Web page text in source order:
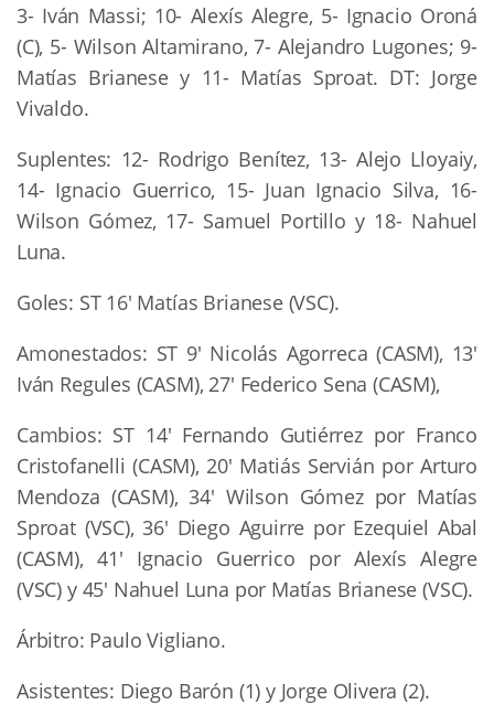
3- Iván Massi; 10- Alexís Alegre, 5- Ignacio Oroná
(C), 5- Wilson Altamirano, 7- Alejandro Lugones; 9-
Matías Brianese y 11- Matías Sproat. DT: Jorge
Vivaldo.
Suplentes: 12- Rodrigo Benítez, 13- Alejo Lloyaiy,
14- Ignacio Guerrico, 15- Juan Ignacio Silva, 16-
Wilson Gómez, 17- Samuel Portillo y 18- Nahuel
Luna.
Goles: ST 16′ Matías Brianese (VSC).
Amonestados: ST 9′ Nicolás Agorreca (CASM), 13′
Iván Regules (CASM), 27′ Federico Sena (CASM),
Cambios: ST 14′ Fernando Gutiérrez por Franco
Cristofanelli (CASM), 20′ Matiás Servián por Arturo
Mendoza (CASM), 34′ Wilson Gómez por Matías
Sproat (VSC), 36′ Diego Aguirre por Ezequiel Abal
(CASM), 41′ Ignacio Guerrico por Alexís Alegre
(VSC) y 45′ Nahuel Luna por Matías Brianese (VSC).
Árbitro: Paulo Vigliano.
Asistentes: Diego Barón (1) y Jorge Olivera (2).